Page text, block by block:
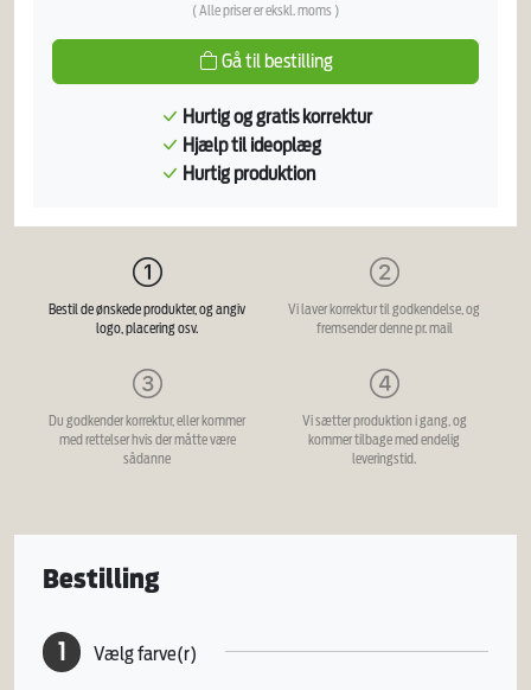
( Alle priser er ekskl. moms )
Gå til bestilling
Hurtig og gratis korrektur
Hjælp til ideoplæg
Hurtig produktion
Bestil de ønskede produkter, og angiv
logo, placering osv.
Vi laver korrektur til godkendelse, og
fremsender denne pr. mail
Du godkender korrektur, eller kommer
med rettelser hvis der måtte være
sådanne
Vi sætter produktion i gang, og
kommer tilbage med endelig
leveringstid.
Bestilling
1 Vælg farve(r)